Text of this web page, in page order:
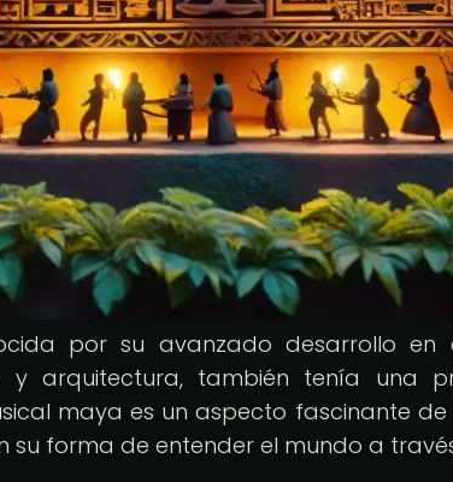
por su avanzado desarrollo
y arquitectura, también tenía una
maya es un aspecto fascinante
su forma de entender el mundo a